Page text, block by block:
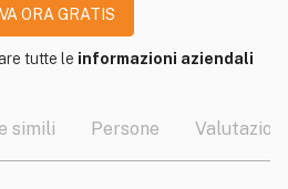
ORA GRATIS
tutte le informazioni aziendali
simili Persone Valutazioni